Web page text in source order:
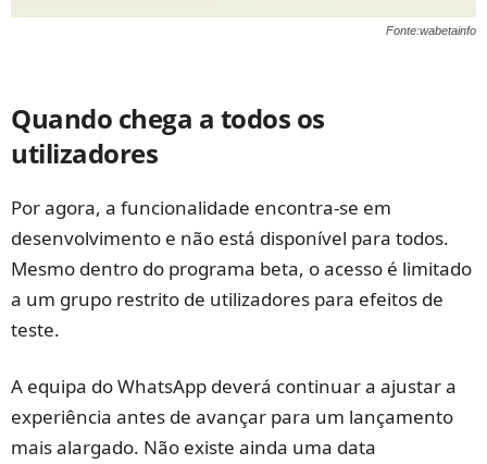
Fonte:wabetainfo
Quando chega a todos os
utilizadores
Por agora, a funcionalidade encontra-se em
desenvolvimento e não está disponível para todos.
Mesmo dentro do programa beta, o acesso é limitado
a um grupo restrito de utilizadores para efeitos de
teste.
A equipa do WhatsApp deverá continuar a ajustar a
experiência antes de avançar para um lançamento
mais alargado. Não existe ainda uma data